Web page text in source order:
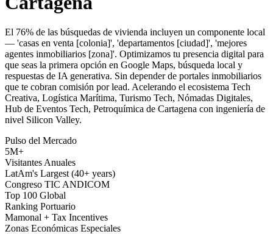
El 76% de las búsquedas de vivienda incluyen un componente local
— 'casas en venta [colonia]', 'departamentos [ciudad]', 'mejores
agentes inmobiliarios [zona]'. Optimizamos tu presencia digital para
que seas la primera opción en Google Maps, búsqueda local y
respuestas de IA generativa. Sin depender de portales inmobiliarios
que te cobran comisión por lead. Acelerando el ecosistema Tech
Creativa, Logística Marítima, Turismo Tech, Nómadas Digitales,
Hub de Eventos Tech, Petroquímica de Cartagena con ingeniería de
nivel Silicon Valley.
Pulso del Mercado
5M+
Visitantes Anuales
LatAm's Largest (40+ years)
Congreso TIC ANDICOM
Top 100 Global
Ranking Portuario
Mamonal + Tax Incentives
Zonas Económicas Especiales